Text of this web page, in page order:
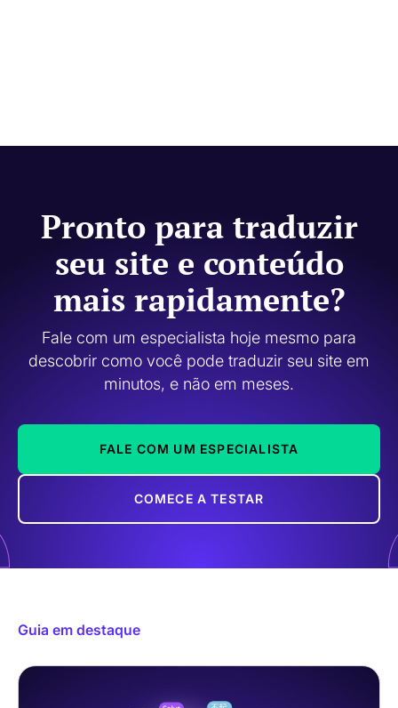
Pronto para traduzir
seu site e conteúdo
mais rapidamente?
Fale com um especialista hoje mesmo para
descobrir como você pode traduzir seu site em
minutos, e não em meses.
FALE COM UM ESPECIALISTA
COMECE A TESTAR
Guia em destaque